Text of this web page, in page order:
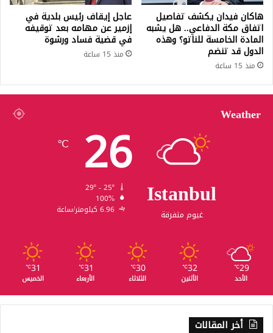
هاكان فيدان يكشف تفاصيل
اتفاق مكة الدفاعي.. هل يشبه
المادة الخامسة للناتو؟ وهذه
الدول قد تنضم
منذ 15 ساعة
عاجل إيقاف رئيس بلدية في
إزمير عن مهامه بعد توقيفه
في قضية فساد ورشوة
منذ 15 ساعة
Weather
Istanbul
غيوم متفرقة
26
℃
100%
6.96 كيلومتر/ساعة
29
℃
الأحد
32
℃
الأثنين
30
℃
الثلاثاء
31
℃
الأربعاء
31
℃
الخميس
أخر المقالات